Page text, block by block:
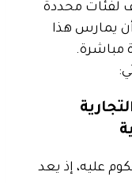
لفئات محددة
يمارس هذا
مباشرة.
عليه، إذ يعد